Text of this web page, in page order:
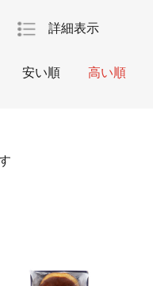
詳細表示
安い順 高い順